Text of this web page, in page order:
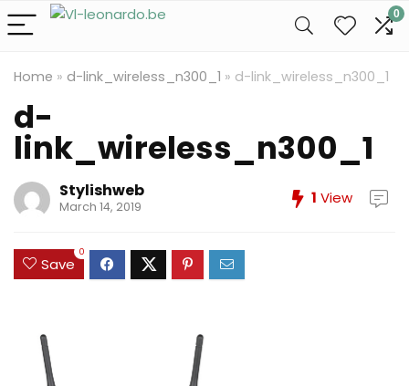
0
Home » d-link_wireless_n300_1 » d-link_wireless_n300_1
d-
link_wireless_n300_1
Stylishweb
March 14, 2019 1 View
Save
0